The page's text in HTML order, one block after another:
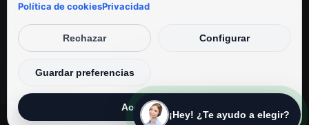
Hemos comprado en varias ocasiones y siempre dan respuesta.
Espectacular, servicio de 10.»
Iván Rodríguez Ramos
© Electrodirecto 2026
Desarrollo y mantenimiento por SitiosWebPRO
¡Hey! ¿Te ayudo a elegir?
Política de cookiesPrivacidad
Rechazar Configurar
Guardar preferencias
Aceptar todas
Privacidad